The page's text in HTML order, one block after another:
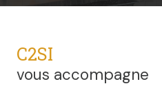
C2SI
vous accompagne